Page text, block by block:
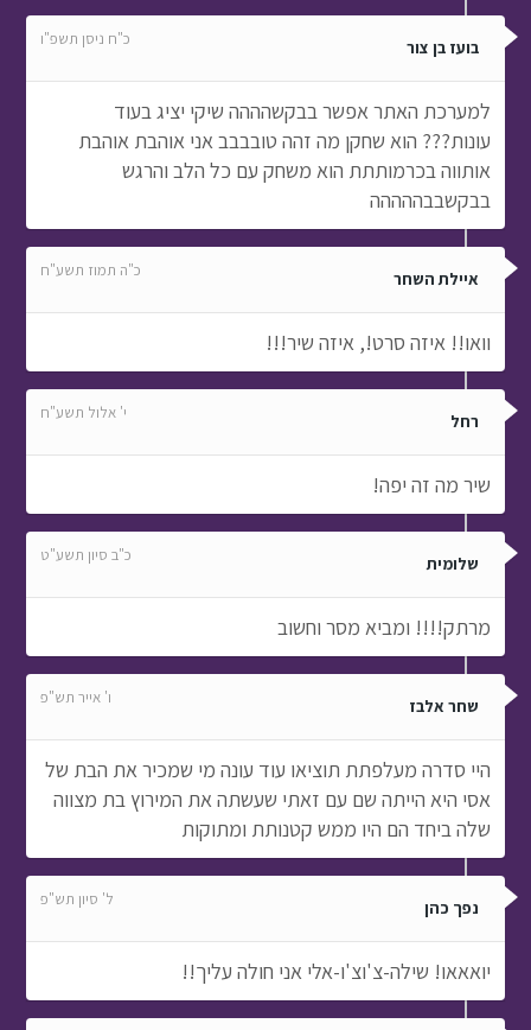
בועז בן צור כ"ח ניסן תשפ"ו
למערכת האתר אפשר בבקשהההה שיקי יציג בעוד
עונות??? הוא שחקן מה זהה טובבבב אני אוהבת אוהבת
אותווה בכרמותתת הוא משחק עם כל הלב והרגש
בבקשבבההההה
איילת השחר כ"ה תמוז תשע"ח
וואו!! איזה סרט!, איזה שיר!!!
רחל י' אלול תשע"ח
שיר מה זה יפה!
שלומית כ"ב סיון תשע"ט
מרתק!!!! ומביא מסר וחשוב
שחר אלבז ו' אייר תש"פ
היי סדרה מעלפתת תוציאו עוד עונה מי שמכיר את הבת של
אסי היא הייתה שם עם זאתי שעשתה את המירוץ בת מצווה
שלה ביחד הם היו ממש קטנותת ומתוקות
נפך כהן ל' סיון תש"פ
יואאאו! שילה-צ'וצ'ו-אלי אני חולה עליך!!